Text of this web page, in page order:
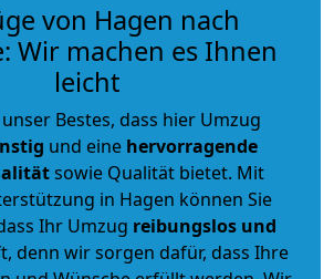
von Hagen nach
Wir machen es Ihnen
leicht
Bestes, dass hier Umzug
und eine hervorragende
sowie Qualität bietet. Mit
in Hagen können Sie
Ihr Umzug reibungslos und
denn wir sorgen dafür, dass Ihre